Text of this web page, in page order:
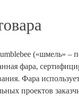
(«шмель» –
фара,
Фара
проектов